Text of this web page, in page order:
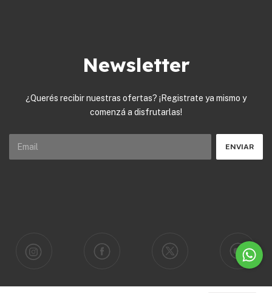
Newsletter
¿Querés recibir nuestras ofertas? ¡Registrate ya mismo y
comenzá a disfrutarlas!